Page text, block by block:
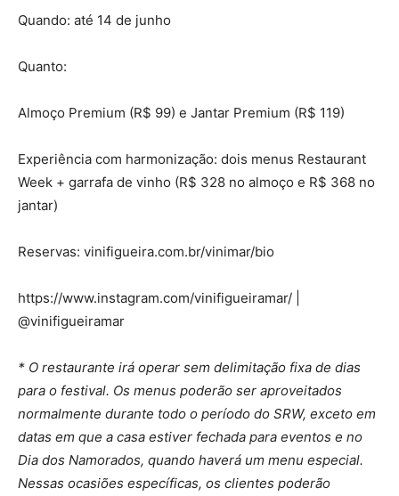
Quando: até 14 de junho
Quanto:
Almoço Premium (R$ 99) e Jantar Premium (R$ 119)
Experiência com harmonização: dois menus Restaurant
Week + garrafa de vinho (R$ 328 no almoço e R$ 368 no
jantar)
Reservas: vinifigueira.com.br/vinimar/bio
https://www.instagram.com/vinifigueiramar/ |
@vinifigueiramar
* O restaurante irá operar sem delimitação fixa de dias
para o festival. Os menus poderão ser aproveitados
normalmente durante todo o período do SRW, exceto em
datas em que a casa estiver fechada para eventos e no
Dia dos Namorados, quando haverá um menu especial.
Nessas ocasiões específicas, os clientes poderão